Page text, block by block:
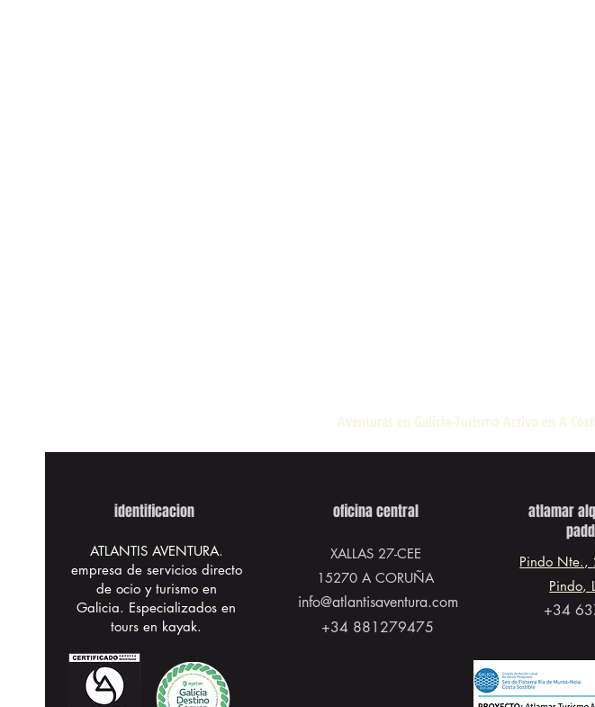
Aventuras en Galicia-Turismo Activo en A
identificacion
ATLANTIS AVENTURA.
empresa de servicios directo
de ocio y turismo en
Galicia. Especializados en
tours en kayak.
oficina central
XALLAS 27-CEE
15270 A CORUÑA
info@atlantisaventura.com
+34 881279475
atlamar
Pindo
Pindo,
+34